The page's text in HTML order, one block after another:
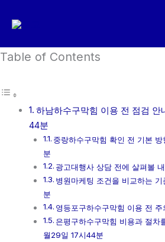
로
너
Table of Contents
하남하수구막힘 이용 전 점검 안
44분
중랑하수구막힘 확인 전 기본
분
광고대행사 상담 전에 살펴볼
병원마케팅 조건을 비교하는
분
영등포구하수구막힘 이용 전 주
은평구하수구막힘 비용과 절
월29일 17시44분